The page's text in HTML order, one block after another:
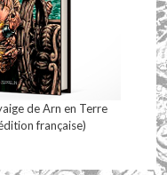
de Arn en Terre
française)